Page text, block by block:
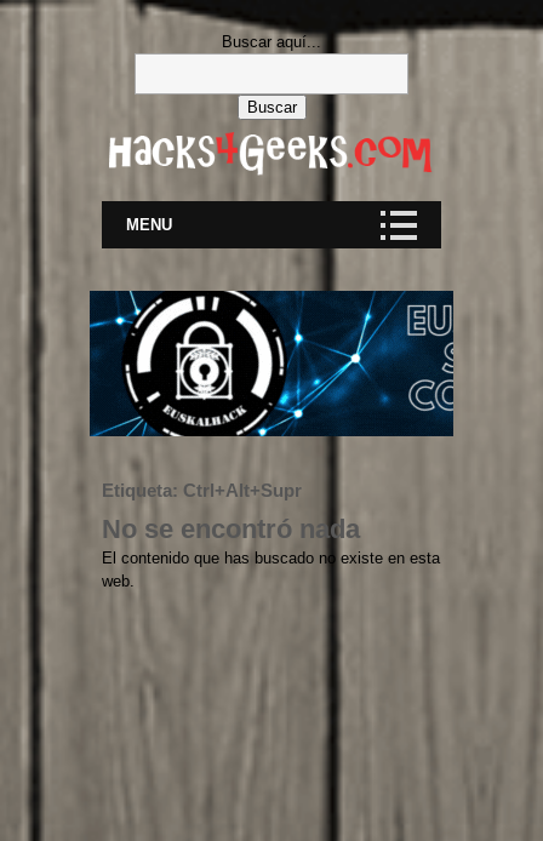
Buscar aquí...
MENU
Etiqueta: Ctrl+Alt+Supr
No se encontró nada
El contenido que has buscado no existe en esta
web.